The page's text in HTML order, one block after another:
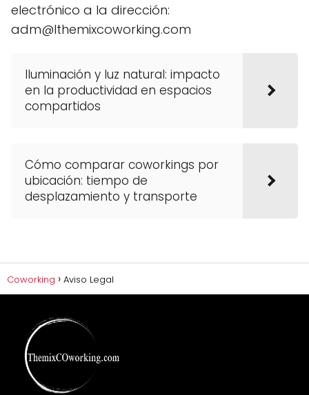
electrónico a la dirección:
adm@lthemixcoworking.com
Iluminación y luz natural: impacto
en la productividad en espacios
compartidos
Cómo comparar coworkings por
ubicación: tiempo de
desplazamiento y transporte
Coworking Aviso Legal